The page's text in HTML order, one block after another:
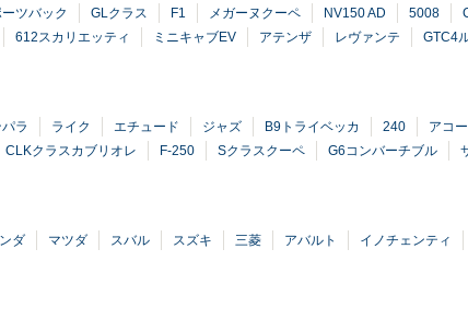
ツバック GLクラス F1 メガーヌクーペ NV150 AD 5008
612スカリエッティ ミニキャブEV アテンザ レヴァンテ GTC4
ラ ライク エチュード ジャズ B9トライベッカ 240 アコ
CLKクラスカブリオレ F-250 Sクラスクーペ G6コンバーチブル
ダ マツダ スバル スズキ 三菱 アバルト イノチェンティ